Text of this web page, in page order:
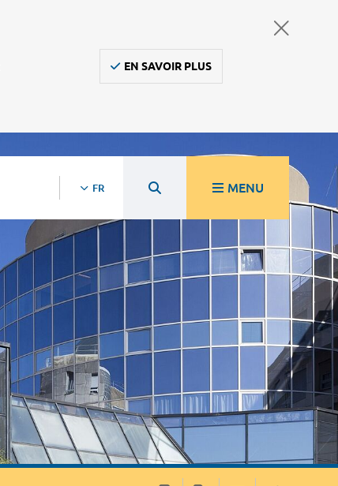
EN SAVOIR PLUS
FR MENU